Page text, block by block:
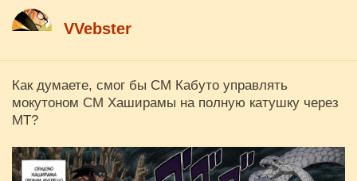
VVebster
Как думаете, смог бы СМ Кабуто управлять
мокутоном СМ Хаширамы на полную катушку через
МТ?